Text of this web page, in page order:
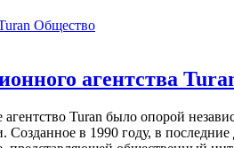
Общество
агентства
Turan было опорой
Созданное в 1990 году, в